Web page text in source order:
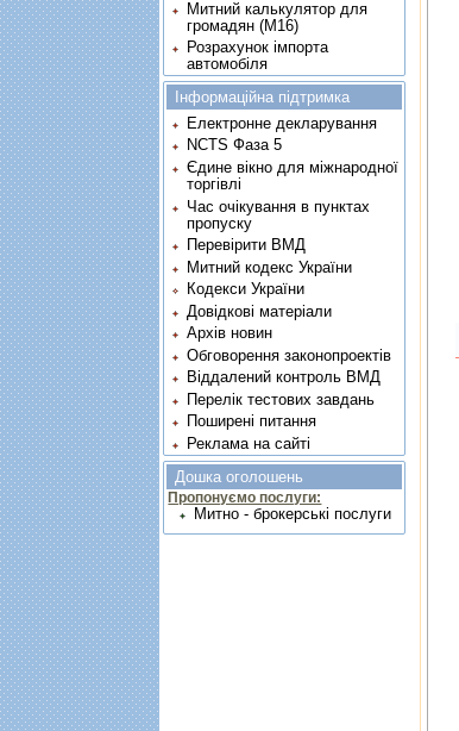
Митний калькулятор для
громадян (М16)
Розрахунок імпорта
автомобіля
Інформаційна підтримка
Електронне декларування
NCTS Фаза 5
Єдине вікно для міжнародної
торгівлі
Час очікування в пунктах
пропуску
Перевірити ВМД
Митний кодекс України
Кодекси України
Довідкові матеріали
Архів новин
Обговорення законопроектів
Віддалений контроль ВМД
Перелік тестових завдань
Поширені питання
Реклама на сайті
Дошка оголошень
Пропонуємо послуги:
Митно - брокерські послуги